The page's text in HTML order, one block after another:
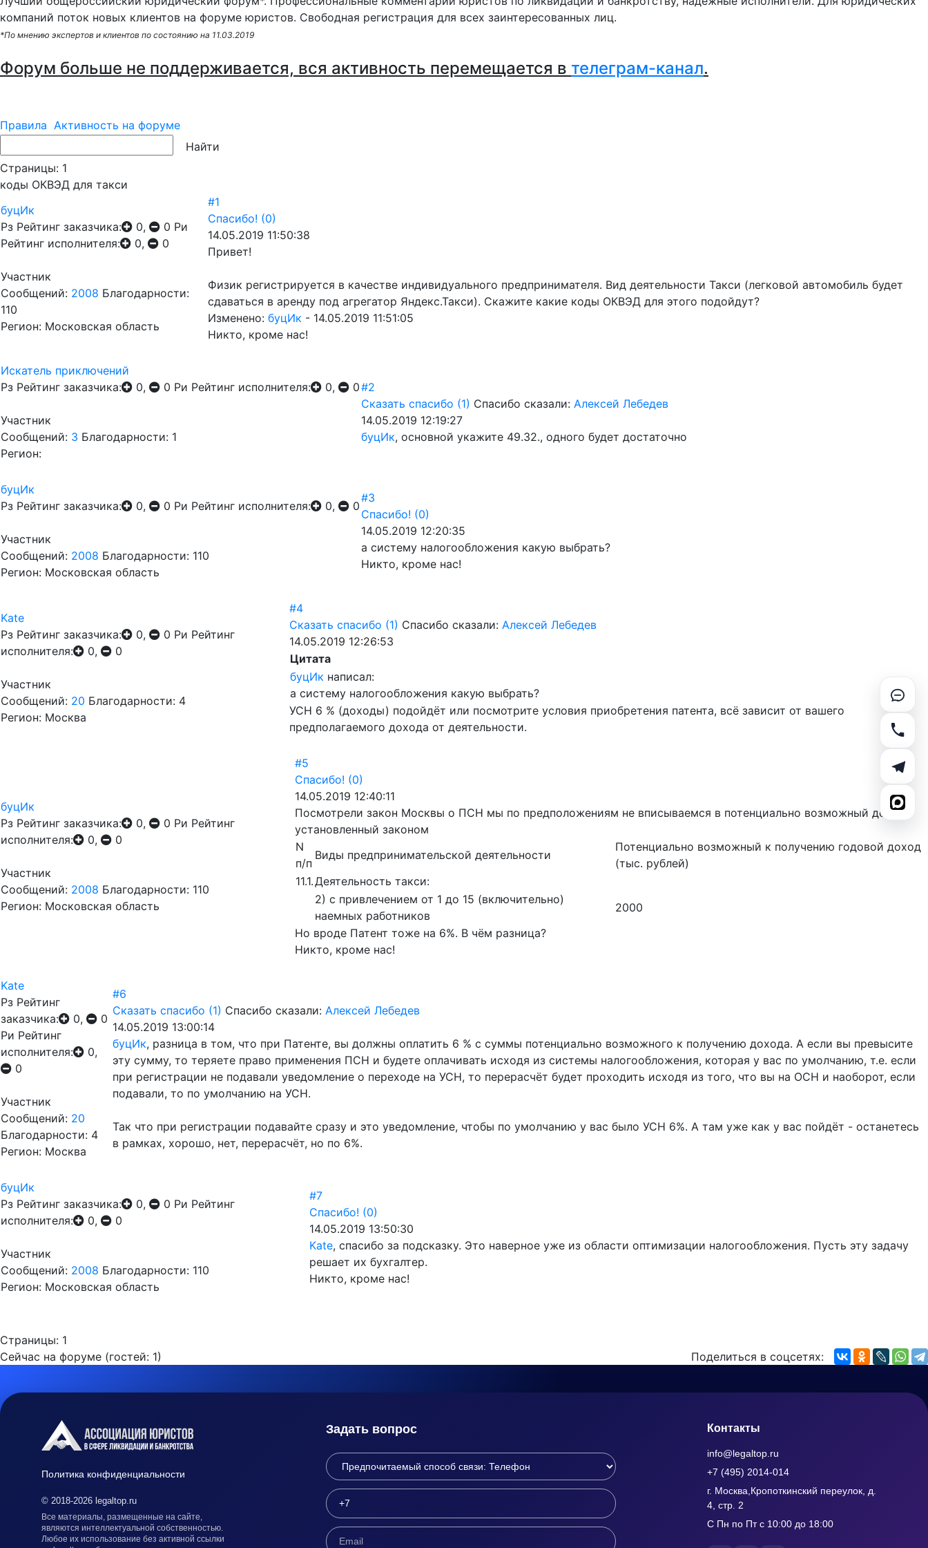
компаний поток новых клиентов на форуме юристов. Свободная регистрация для всех заинтересованных лиц.
*По мнению экспертов и клиентов по состоянию на 11.03.2019
Форум больше не поддерживается, вся активность перемещается в телеграм-канал.
Правила Активность на форуме
Страницы: 1
коды ОКВЭД для такси
буцИк
Рз Рейтинг заказчика: 0, 0 Ри
Рейтинг исполнителя:
0, 0
Участник
Сообщений: 2008 Благодарности:
110
Регион: Московская область
#1
Спасибо! (0)
14.05.2019 11:50:38
Привет!
Физик регистрируется в качестве индивидуального предпринимателя. Вид деятельности Такси (легковой автомобиль будет
сдаваться в аренду под агрегатор Яндекс.Такси). Скажите какие коды ОКВЭД для этого подойдут?
Изменено: буцИк - 14.05.2019 11:51:05
Никто, кроме нас!
Искатель приключений
Рз Рейтинг заказчика: 0, 0 Ри Рейтинг исполнителя: 0, 0
Участник
Сообщений: 3 Благодарности: 1
Регион:
#2
Сказать спасибо (1) Спасибо сказали: Алексей Лебедев
14.05.2019 12:19:27
буцИк, основной укажите 49.32., одного будет достаточно
буцИк
Рз Рейтинг заказчика: 0, 0 Ри Рейтинг исполнителя: 0, 0
Участник
Сообщений: 2008 Благодарности: 110
Регион: Московская область
#3
Спасибо! (0)
14.05.2019 12:20:35
а систему налогообложения какую выбрать?
Никто, кроме нас!
Kate
Рз Рейтинг заказчика: 0, 0 Ри Рейтинг
исполнителя:
0, 0
Участник
Сообщений: 20 Благодарности: 4
Регион: Москва
#4
Сказать спасибо (1) Спасибо сказали: Алексей Лебедев
14.05.2019 12:26:53
Цитата
буцИк написал:
а систему налогообложения какую выбрать?
УСН 6 % (доходы) подойдёт или посмотрите условия приобретения патента, всё зависит от вашего
предполагаемого дохода от деятельности.
буцИк
Рз Рейтинг заказчика: 0, 0 Ри Рейтинг
исполнителя:
0, 0
Участник
Сообщений: 2008 Благодарности: 110
Регион: Московская область
#5
Спасибо! (0)
14.05.2019 12:40:11
Посмотрели закон Москвы о ПСН мы по предположениям не вписываемся в потенциально возможный доход
установленный законом
N
п/п
Виды предпринимательской деятельности
Потенциально возможный к получению годовой доход
(тыс. рублей)
11.1.Деятельность такси:
2) с привлечением от 1 до 15 (включительно)
наемных работников
2000
Но вроде Патент тоже на 6%. В чём разница?
Никто, кроме нас!
Kate
Рз Рейтинг
заказчика:
0,
0
Ри Рейтинг
исполнителя:
0,
0
Участник
Сообщений: 20
Благодарности: 4
Регион: Москва
#6
Сказать спасибо (1) Спасибо сказали: Алексей Лебедев
14.05.2019 13:00:14
буцИк, разница в том, что при Патенте, вы должны оплатить 6 % с суммы потенциально возможного к получению дохода. А если вы превысите
эту сумму, то теряете право применения ПСН и будете оплачивать исходя из системы налогообложения, которая у вас по умолчанию, т.е. если
при регистрации не подавали уведомление о переходе на УСН, то перерасчёт будет проходить исходя из того, что вы на ОСН и наоборот, если
подавали, то по умолчанию на УСН.
Так что при регистрации подавайте сразу и это уведомление, чтобы по умолчанию у вас было УСН 6%. А там уже как у вас пойдёт - останетесь
в рамках, хорошо, нет, перерасчёт, но по 6%.
буцИк
Рз Рейтинг заказчика: 0, 0 Ри Рейтинг
исполнителя:
0, 0
Участник
Сообщений: 2008 Благодарности: 110
Регион: Московская область
#7
Спасибо! (0)
14.05.2019 13:50:30
Kate, спасибо за подсказку. Это наверное уже из области оптимизации налогообложения. Пусть эту задачу
решает их бухгалтер.
Никто, кроме нас!
Страницы: 1
Сейчас на форуме (гостей: 1) Поделиться в соцсетях:
Политика конфиденциальности
© 2018-2026 legaltop.ru
Все материалы, размещенные на сайте,
являются интеллектуальной собственностью.
Любое их использование без активной ссылки
Задать вопрос Контакты
info@legaltop.ru
+7 (495) 2014-014
г. Москва,Кропоткинский переулок, д.
4, стр. 2
С Пн по Пт с 10:00 до 18:00